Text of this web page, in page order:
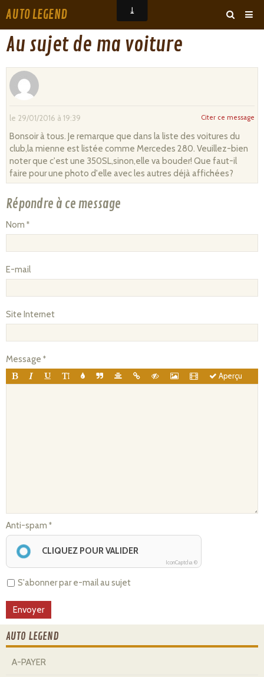
AUTO LEGEND
ARCHIVES
‹ ›
Au sujet de ma voiture
le 29/01/2016 à 19:39 Citer ce message
Bonsoir à tous. Je remarque que dans la liste des voitures du
club,la mienne est listée comme Mercedes 280. Veuillez-bien
noter que c'est une 350SL,sinon,elle va bouder! Que faut-il
faire pour une photo d'elle avec les autres déjà affichées?
Répondre à ce message
Nom
E-mail
Site Internet
Message
Aperçu
Anti-spam
CLIQUEZ POUR VALIDER
IconCaptcha ©
S'abonner par e-mail au sujet
AUTO LEGEND
A-PAYER